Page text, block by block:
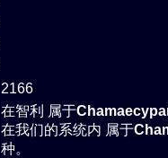
2166
在智利 属于
在我们的系统内 属于
种。